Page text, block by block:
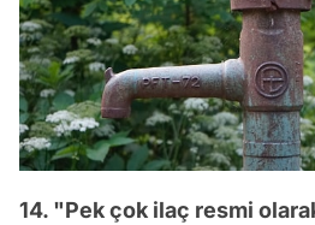
14. "Pek çok ilaç resmi